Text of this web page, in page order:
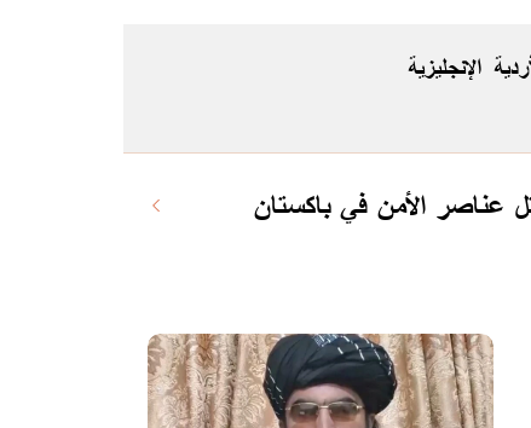
الإنجليزية
عناصر الأمن في باكستان